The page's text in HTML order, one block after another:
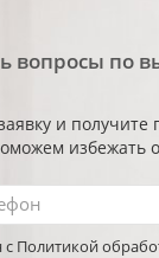
вопросы по
и
избежать
с Политикой